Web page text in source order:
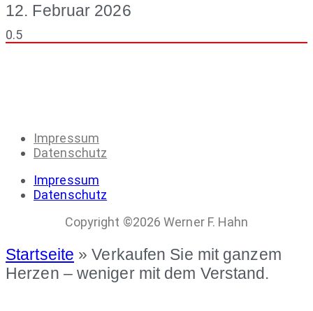
12. Februar 2026
Impressum
Datenschutz
Impressum
Datenschutz
Copyright ©2026 Werner F. Hahn
Startseite »Verkaufen Sie mit ganzem
Herzen – weniger mit dem Verstand.